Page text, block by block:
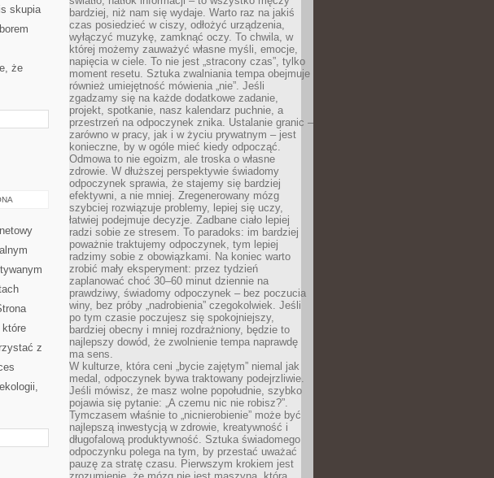
skupia
że
które
z
bardziej, niż nam się wydaje. Warto raz na jakiś
czas posiedzieć w ciszy, odłożyć urządzenia,
wyłączyć muzykę, zamknąć oczy. To chwila, w
której możemy zauważyć własne myśli, emocje,
napięcia w ciele. To nie jest „stracony czas”, tylko
moment resetu. Sztuka zwalniania tempa obejmuje
również umiejętność mówienia „nie”. Jeśli
zgadzamy się na każde dodatkowe zadanie,
projekt, spotkanie, nasz kalendarz puchnie, a
przestrzeń na odpoczynek znika. Ustalanie granic –
zarówno w pracy, jak i w życiu prywatnym – jest
konieczne, by w ogóle mieć kiedy odpocząć.
Odmowa to nie egoizm, ale troska o własne
zdrowie. W dłuższej perspektywie świadomy
odpoczynek sprawia, że stajemy się bardziej
efektywni, a nie mniej. Zregenerowany mózg
szybciej rozwiązuje problemy, lepiej się uczy,
łatwiej podejmuje decyzje. Zadbane ciało lepiej
radzi sobie ze stresem. To paradoks: im bardziej
poważnie traktujemy odpoczynek, tym lepiej
radzimy sobie z obowiązkami. Na koniec warto
zrobić mały eksperyment: przez tydzień
zaplanować choć 30–60 minut dziennie na
prawdziwy, świadomy odpoczynek – bez poczucia
winy, bez próby „nadrobienia” czegokolwiek. Jeśli
po tym czasie poczujesz się spokojniejszy,
bardziej obecny i mniej rozdrażniony, będzie to
najlepszy dowód, że zwolnienie tempa naprawdę
ma sens.
W kulturze, która ceni „bycie zajętym” niemal jak
medal, odpoczynek bywa traktowany podejrzliwie.
Jeśli mówisz, że masz wolne popołudnie, szybko
pojawia się pytanie: „A czemu nic nie robisz?”.
Tymczasem właśnie to „nicnierobienie” może być
najlepszą inwestycją w zdrowie, kreatywność i
długofalową produktywność. Sztuka świadomego
odpoczynku polega na tym, by przestać uważać
pauzę za stratę czasu. Pierwszym krokiem jest